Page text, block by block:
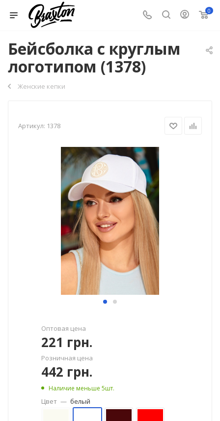
0
Бейсболка с круглым
логотипом (1378)
Женские кепки
Артикул: 1378
Оптовая цена
221 грн.
Розничная цена
442 грн.
Наличие меньше 5шт.
Цвет — белый